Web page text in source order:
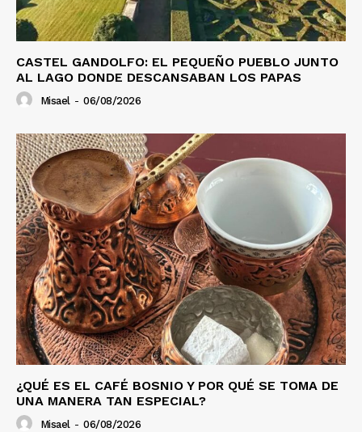
CASTEL GANDOLFO: EL PEQUEÑO PUEBLO JUNTO
AL LAGO DONDE DESCANSABAN LOS PAPAS
Misael - 06/08/2026
¿QUÉ ES EL CAFÉ BOSNIO Y POR QUÉ SE TOMA DE
UNA MANERA TAN ESPECIAL?
Misael - 06/08/2026